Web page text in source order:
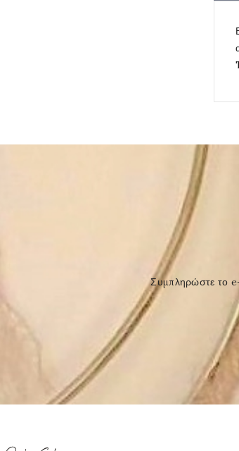
Συμπληρώστε το